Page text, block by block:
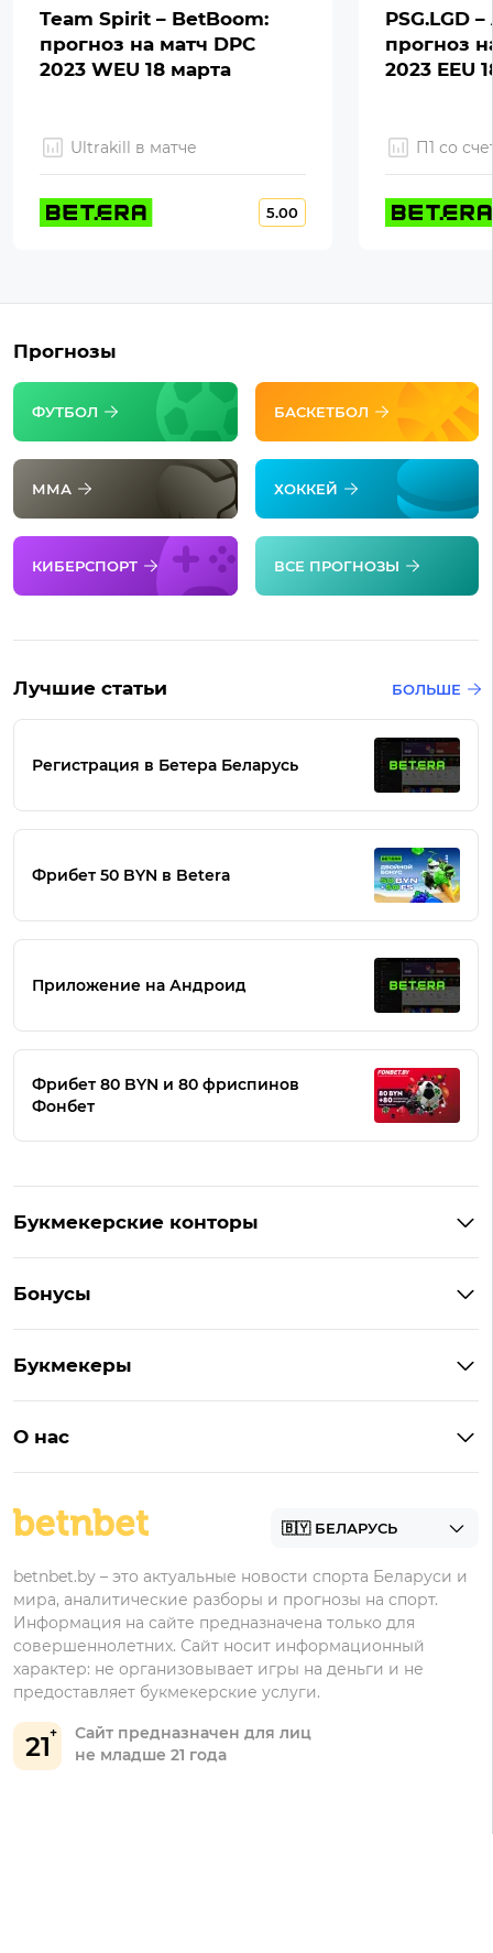
Team Spirit – BetBoom:
прогноз на матч DPC
2023 WEU 18 марта
Ultrakill в матче
5.00
PSG.LGD
прогноз
2023 EEU
П1 со
Прогнозы
ФУТБОЛ БАСКЕТБОЛ
ММА ХОККЕЙ
КИБЕРСПОРТ ВСЕ ПРОГНОЗЫ
Лучшие статьи БОЛЬШЕ
Регистрация в Бетера Беларусь
Фрибет 50 BYN в Betera
Приложение на Андроид
Фрибет 80 BYN и 80 фриспинов
Фонбет
Букмекерские конторы
Букмекеры на Андроид
БК для ставок на киберспорт
Бонусы
Бонус на депозит
Бонусы Бетера
Бонусы Винлайн
Букмекеры
Марафонбет
О нас
21
Сайт предназначен для лиц
не младше 21 года
betnbet.by – это актуальные новости спорта Беларуси и
мира, аналитические разборы и прогнозы на спорт.
Информация на сайте предназначена только для
совершеннолетних. Сайт носит информационный
характер: не организовывает игры на деньги и не
предоставляет букмекерские услуги.